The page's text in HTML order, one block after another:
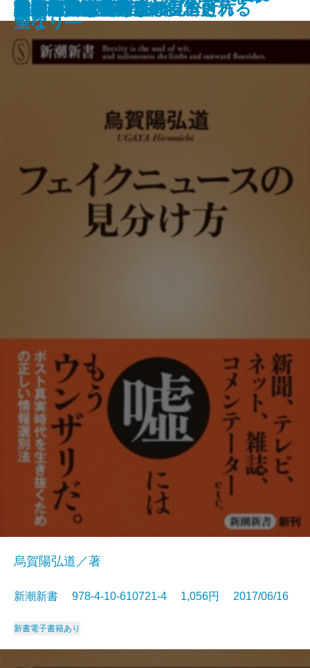
こうして歴史問題は捏造される
女系図でみる驚きの日本史
笑福亭鶴瓶論
リベラルという病
野望―
戦争と平和
5
誰も知らない憲法9条
メディアの驕り
生きてこそ
フェイクニュースの見分け方
烏賀陽弘道／著
新潮新書 978-4-10-610721-4 1,056円 2017/06/16
新書電子書籍あり
東大卒貧困ワーカー
日本の暗黒事件
秘伝・日本史解読術
うつ病休職
ジャズの証言
生涯現役論
検索禁止
望なり―
人間の経済